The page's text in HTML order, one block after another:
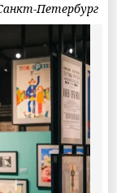
Петербург